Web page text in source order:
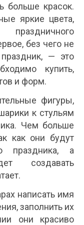
больше красок.
яркие цвета,
без чего не
— это
купить,
и форм.
фигуры,
к стульям
Чем больше
как они будут
праздника, а
создавать
написать имя
заполнить их
они красиво